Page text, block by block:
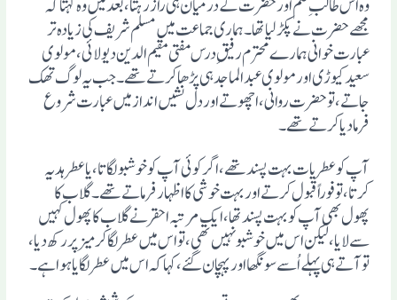
مجھے حضرت نے پکڑ لیاتھا۔ ہماری جماعت میں مسلم شریف کی زیادہ تر
عبارت خوانی ہمارے محترم رفیقِ درس مفتی مقیم الدین دیولائی، مولوی
سعید کیوڑی اور مولوی عبد الماجد ہی پڑھا کرتے تھے۔ جب یہ لوگ تھک
جاتے، تو حضرت روانی ، اچھوتے اور دل نشیں انداز میں عبارت شروع
فرمادیا کرتے تھے۔
آپ کو عطریات بہت پسند تھے، اگر کوئی آپ کو خوشبو لگاتا، یا عطر ہدیہ
کرتا، تو فوراً قبول کرتے اور بہت خوشی کا اظہار فرماتے تھے۔گلاب کا
پھول بھی آپ کو بہت پسند تھا، ایک مرتبہ احقر نے گلاب کاپھول کہیں
سے لایا، لیکن اس میں خوشبو نہیں تھی، تو اس میں عطر لگاکر میز پر رکھ دیا،
تو آتے ہی پہلے اُسے سونگھا اور پہچان گئے، کہا کہ اس میں عطر لگایا ہوا ہے۔